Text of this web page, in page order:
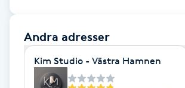
Japansk massage
Andra adresser
Kim Studio - Västra Hamnen